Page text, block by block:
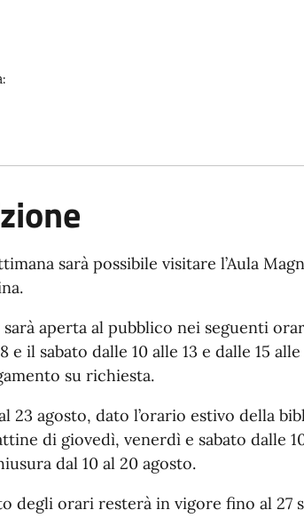
sarà possibile visitare l’Aula
sarà aperta al pubblico nei seguenti
e il sabato dalle 10 alle 13 e dalle 15
su richiesta.
23 agosto, dato l’orario estivo della
di giovedì, venerdì e sabato dalle
dal 10 al 20 agosto.
degli orari resterà in vigore fino al 27